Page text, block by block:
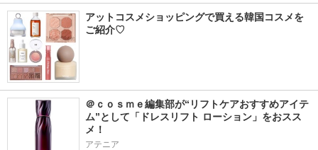
アットコスメショッピングで買える韓国コスメを
ご紹介♡
＠ｃｏｓｍｅ編集部が“リフトケアおすすめアイテ
ム”として「ドレスリフト ローション」をおスス
メ！
アテニア